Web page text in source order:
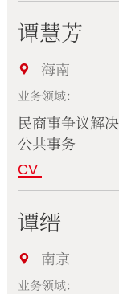
谭慧芳
海南
业务领域：
民商事争议解
公共事务
CV
谭缙
南京
业务领域：